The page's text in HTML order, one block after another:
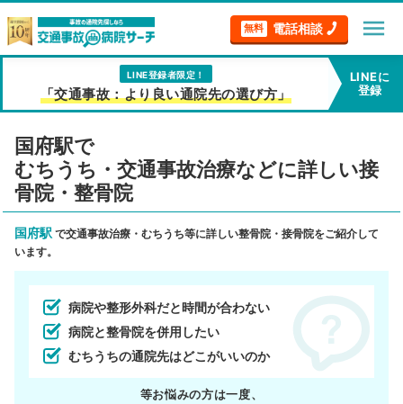
無料 電話相談 menu
LINE登録者限定！
「交通事故：より良い通院先の選び方」
LINEに
登録
国府駅で
むちうち・交通事故治療などに詳しい接
骨院・整骨院
国府駅 で交通事故治療・むちうち等に詳しい整骨院・接骨院をご紹介して
います。
病院や整形外科だと時間が合わない
病院と整骨院を併用したい
むちうちの通院先はどこがいいのか
等お悩みの方は一度、